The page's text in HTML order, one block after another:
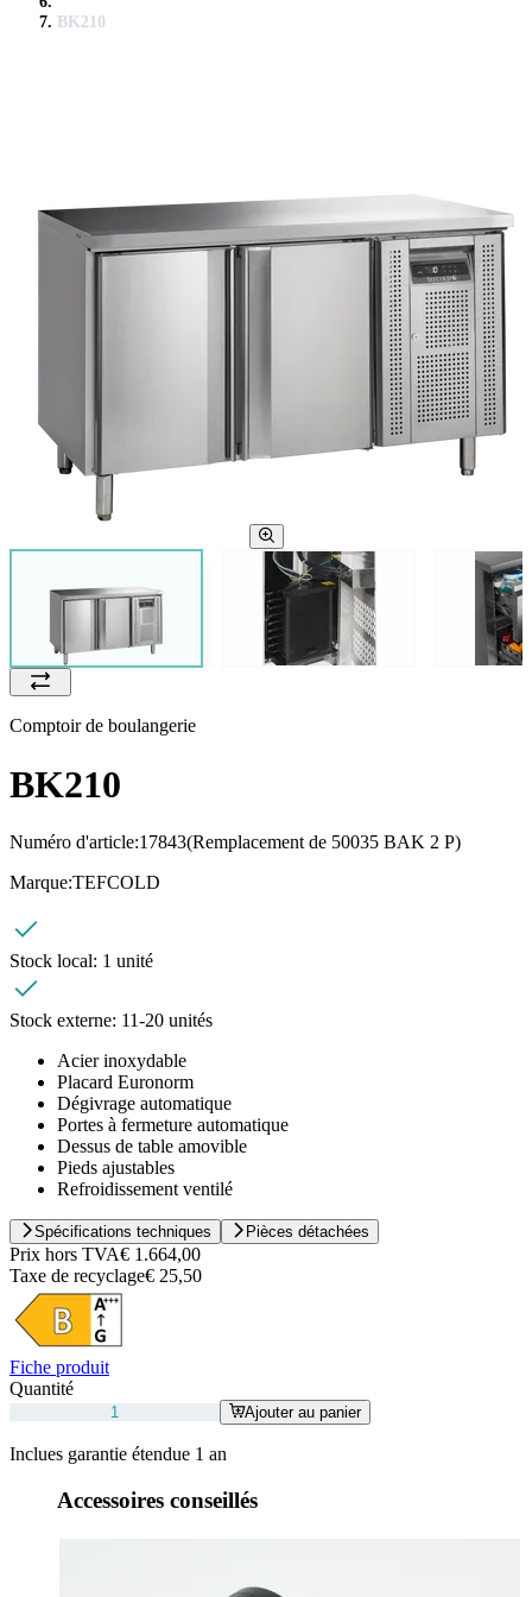
BK210
Comptoir de boulangerie
BK210
Numéro d'article:17843(Remplacement de 50035 BAK 2 P)
Marque:TEFCOLD
Stock local: 1 unité
Stock externe: 11-20 unités
Acier inoxydable
Placard Euronorm
Dégivrage automatique
Portes à fermeture automatique
Dessus de table amovible
Pieds ajustables
Refroidissement ventilé
Spécifications techniques Pièces détachées
Prix hors TVA€ 1.664,00
Taxe de recyclage€ 25,50
Fiche produit
Quantité
Ajouter au panier
Inclues garantie étendue 1 an
Accessoires conseillés